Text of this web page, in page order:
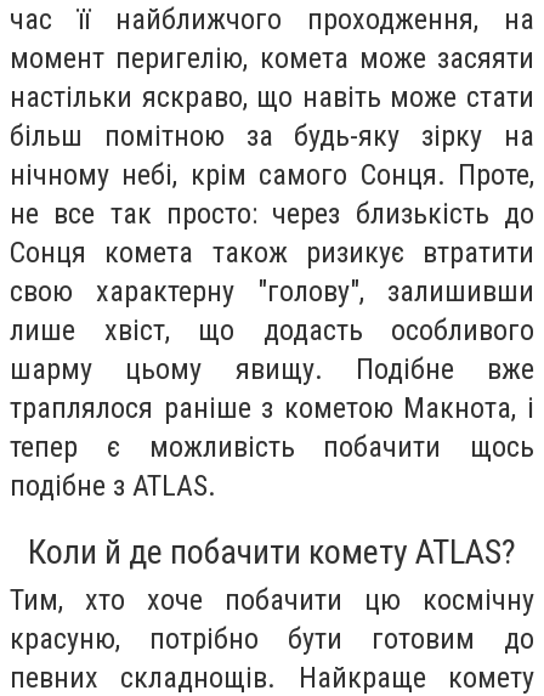
час її найближчого проходження, на
момент перигелію, комета може засяяти
настільки яскраво, що навіть може стати
більш помітною за будь-яку зірку на
нічному небі, крім самого Сонця. Проте,
не все так просто: через близькість до
Сонця комета також ризикує втратити
свою характерну "голову", залишивши
лише хвіст, що додасть особливого
шарму цьому явищу. Подібне вже
траплялося раніше з кометою Макнота, і
тепер є можливість побачити щось
подібне з ATLAS.
Коли й де побачити комету ATLAS?
Тим, хто хоче побачити цю космічну
красуню, потрібно бути готовим до
певних складнощів. Найкраще комету